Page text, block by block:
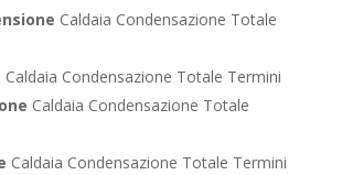
Caldaia Condensazione Totale
Caldaia Condensazione Totale Termini
Caldaia Condensazione Totale
Caldaia Condensazione Totale Termini